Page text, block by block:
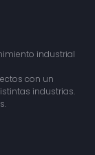
industrial
con un
industrias.